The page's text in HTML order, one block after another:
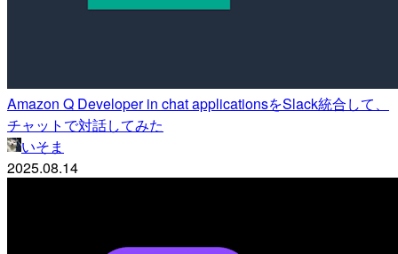
Amazon Q Developer in chat applicationsをSlack統合して、
チャットで対話してみた
いそま
2025.08.14